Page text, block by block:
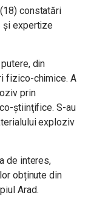
constatări
și expertize
din
fizico-chimice. A
prin
ştiinţifice. S-au
exploziv
de interes,
obținute din
Arad.